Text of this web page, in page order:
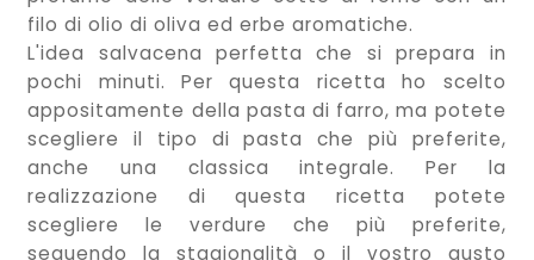
filo di olio di oliva ed erbe aromatiche.
L'idea salvacena perfetta che si prepara in
pochi minuti. Per questa ricetta ho scelto
appositamente della pasta di farro, ma potete
scegliere il tipo di pasta che più preferite,
anche una classica integrale. Per la
realizzazione di questa ricetta potete
scegliere le verdure che più preferite,
seguendo la stagionalità o il vostro gusto